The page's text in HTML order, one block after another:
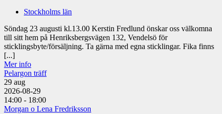
Stockholms län
Söndag 23 augusti kl.13.00 Kerstin Fredlund önskar oss välkomna
till sitt hem på Henriksbergsvägen 132, Vendelsö för
sticklingsbyte/försäljning. Ta gärna med egna sticklingar. Fika finns
[...]
Mer info
Pelargon träff
29 aug
2026-08-29
14:00 - 18:00
Morgan o Lena Fredriksson